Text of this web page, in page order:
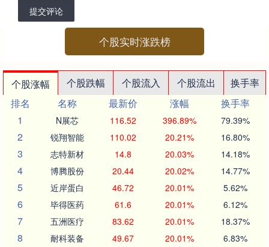
提交评论
个股实时涨跌榜
个股涨幅 个股跌幅 个股流入 个股流出
换手率
排名
名称 最新价 涨幅
换手率
1
N展芯 116.52 396.89% 79.39%
2 锐翔智能 110.02 20.21% 16.80%
3 志特新材 14.8 20.03% 14.18%
4 博腾股份 20.44 20.02% 14.77%
5 近岸蛋白 46.72 20.01% 5.62%
6 毕得医药 61.6 20.01% 6.12%
7 五洲医疗 83.62 20.01% 18.37%
8 耐科装备 49.67 20.01% 6.83%